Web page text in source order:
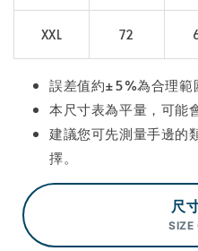
XXL 72
誤差值約±5%為合理範
本尺寸表為平量，可能
建議您可先測量手邊的
擇。
尺
SIZE